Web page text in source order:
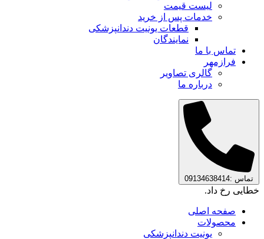
لیست قیمت
خدمات پس از خرید
قطعات یونیت دندانپزشکی
نمایندگان
تماس با ما
فرازمهر
گالری تصاویر
درباره ما
تماس :09134638414
خطایی رخ داد.
صفحه اصلی
محصولات
یونیت دندانپزشکی